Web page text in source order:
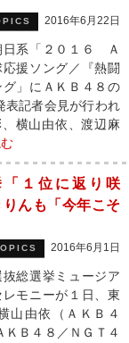
2016年6月22日
系「２０１６ Ａ
援ソング／『熱闘
」にＡＫＢ４８の
表記者会見が行われ
横山由依、渡辺麻
１位に返り咲
んも「今年こそ
2016年6月1日
総選挙ミュージア
モニーが１日、東
山由依（ＡＫＢ４
ＫＢ４８／ＮＧＴ４